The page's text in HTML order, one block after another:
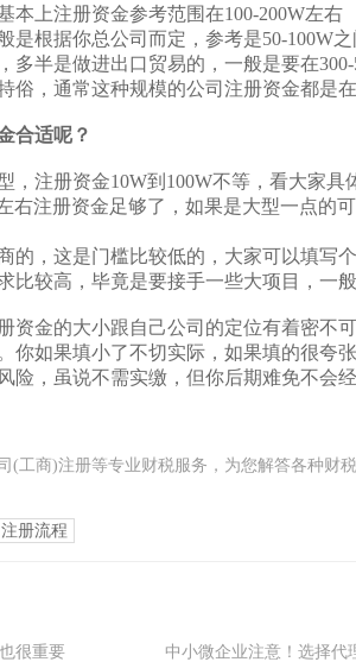
上注册资金参考范围在100-200W左右
根据你总公司而定，参考是50-100W之
半是做进出口贸易的，一般是要在300-
，通常这种规模的公司注册资金都是在
合适呢？
注册资金10W到100W不等，看大家具
注册资金足够了，如果是大型一点的可
，这是门槛比较低的，大家可以填写个
较高，毕竟是要接手一些大项目，一般
金的大小跟自己公司的定位有着密不
你如果填小了不切实际，如果填的很夸
险，虽说不需实缴，但你后期难免不会
(工商)注册等专业财税服务，为您解答各种财
册流程
很重要
中小微企业注意！选择代